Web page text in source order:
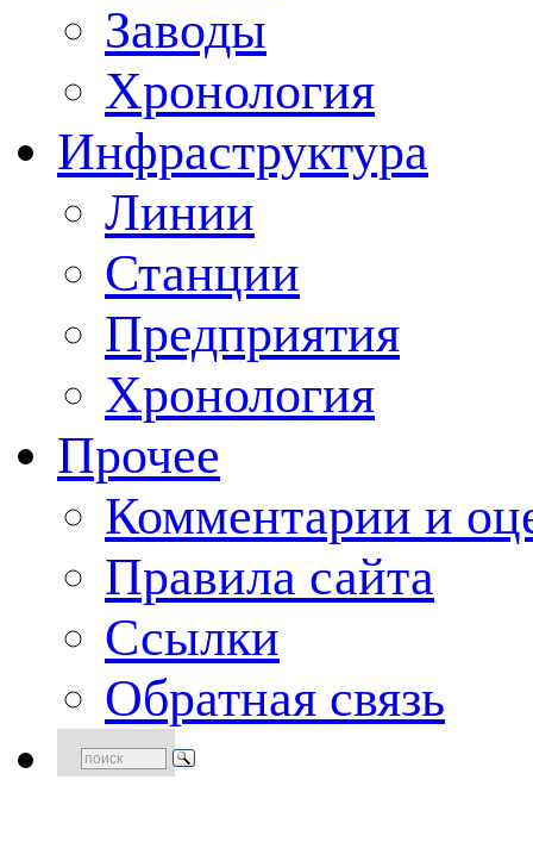
Заводы
Хронология
Инфраструктура
Линии
Станции
Предприятия
Хронология
Прочее
Комментарии и
Правила сайта
Ссылки
Обратная связь